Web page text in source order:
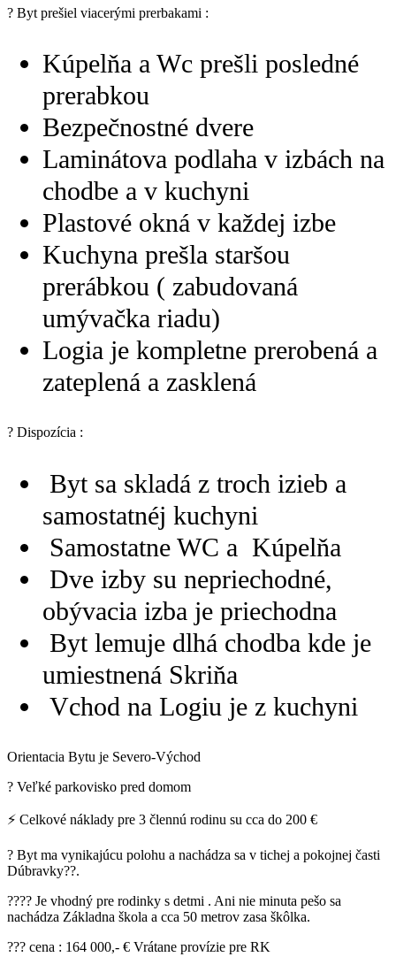
? Byt prešiel viacerými prerbakami :
Kúpelňa a Wc prešli posledné
prerabkou
Bezpečnostné dvere
Laminátova podlaha v izbách na
chodbe a v kuchyni
Plastové okná v každej izbe
Kuchyna prešla staršou
prerábkou ( zabudovaná
umývačka riadu)
Logia je kompletne prerobená a
zateplená a zasklená
? Dispozícia :
Byt sa skladá z troch izieb a
samostatnéj kuchyni
Samostatne WC a Kúpelňa
Dve izby su nepriechodné,
obývacia izba je priechodna
Byt lemuje dlhá chodba kde je
umiestnená Skriňa
Vchod na Logiu je z kuchyni
Orientacia Bytu je Severo-Východ
? Veľké parkovisko pred domom
⚡ Celkové náklady pre 3 člennú rodinu su cca do 200 €
? Byt ma vynikajúcu polohu a nachádza sa v tichej a pokojnej časti
Dúbravky??.
?‍?‍?‍? Je vhodný pre rodinky s detmi . Ani nie minuta pešo sa
nachádza Základna škola a cca 50 metrov zasa škôlka.
??? cena : 164 000,- € Vrátane provízie pre RK